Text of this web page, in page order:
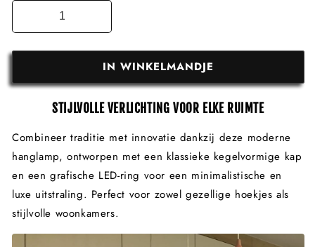
IN WINKELMANDJE
STIJLVOLLE VERLICHTING VOOR ELKE RUIMTE
Combineer traditie met innovatie dankzij deze moderne
hanglamp, ontworpen met een klassieke kegelvormige kap
en een grafische LED-ring voor een minimalistische en
luxe uitstraling. Perfect voor zowel gezellige hoekjes als
stijlvolle woonkamers.